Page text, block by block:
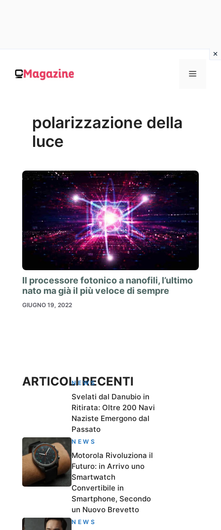
contenuto
MENU
polarizzazione della
luce
Il processore fotonico a nanofili, l’ultimo
nato ma già il più veloce di sempre
GIUGNO 19, 2022
ARTICOLI RECENTI
NEWS
Svelati dal Danubio in
Ritirata: Oltre 200 Navi
Naziste Emergono dal
Passato
NEWS
Motorola Rivoluziona il
Futuro: in Arrivo uno
Smartwatch
Convertibile in
Smartphone, Secondo
un Nuovo Brevetto
NEWS